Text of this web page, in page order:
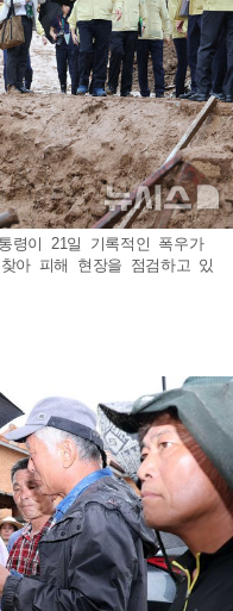
령이 21일 기록적인 폭우가
아 피해 현장을 점검하고 있